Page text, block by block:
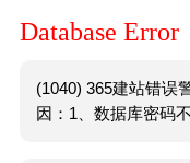
Database Error
(1040) 365建站错误
因：1、数据库密码